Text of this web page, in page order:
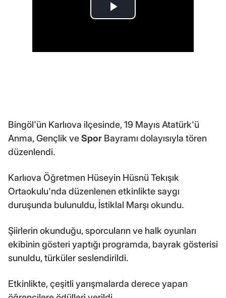
Bingöl'ün Karlıova ilçesinde, 19 Mayıs Atatürk'ü
Anma, Gençlik veSpor Bayramı dolayısıyla tören
düzenlendi.
Karlıova Öğretmen Hüseyin Hüsnü Tekışık
Ortaokulu'nda düzenlenen etkinlikte saygı
duruşunda bulunuldu, İstiklal Marşı okundu.
Şiirlerin okunduğu, sporcuların ve halk oyunları
ekibinin gösteri yaptığı programda, bayrak gösterisi
sunuldu, türküler seslendirildi.
Etkinlikte, çeşitli yarışmalarda derece yapan